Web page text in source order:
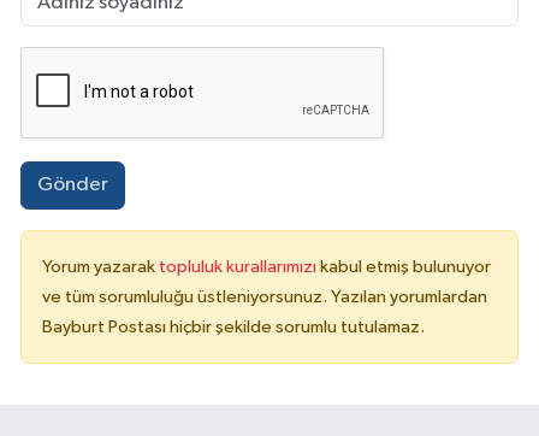
Gönder
Yorum yazarak topluluk kurallarımızı kabul etmiş bulunuyor
ve tüm sorumluluğu üstleniyorsunuz. Yazılan yorumlardan
Bayburt Postası hiçbir şekilde sorumlu tutulamaz.